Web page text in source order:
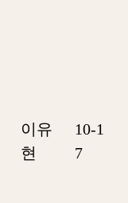
이유
현
10-1
7